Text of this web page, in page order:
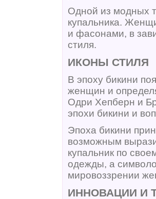
Одной из модных
купальника.
и фасонами, в
стиля.
ИКОНЫ СТИЛЯ
В эпоху бикини
женщин и
Одри Хепберн и
эпохи бикини и
Эпоха бикини
возможным
купальник по
одежды, а
мировоззрении
ИННОВАЦИИ И